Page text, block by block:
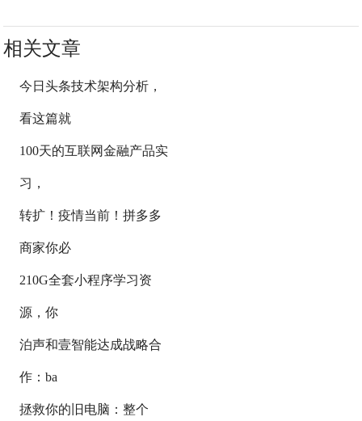
相关文章
今日头条技术架构分析，
看这篇就
100天的互联网金融产品实
习，
转扩！疫情当前！拼多多
商家你必
210G全套小程序学习资
源，你
泊声和壹智能达成战略合
作：ba
拯救你的旧电脑：整个